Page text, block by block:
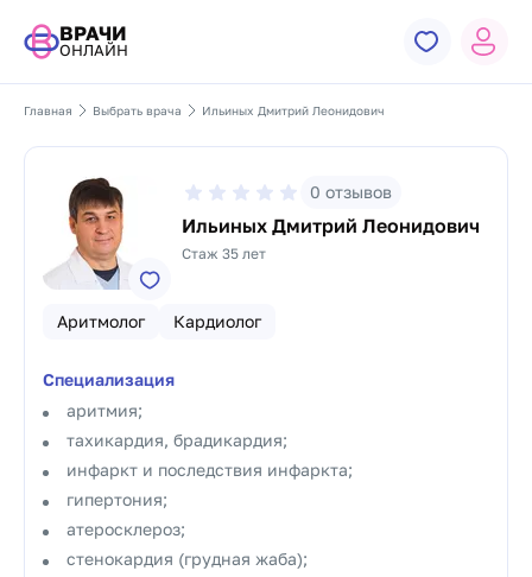
ВРАЧИ
ОНЛАЙН
Главная Выбрать врача Ильиных Дмитрий Леонидович
0 отзывов
Ильиных Дмитрий Леонидович
Стаж 35 лет
Аритмолог Кардиолог
Специализация
аритмия;
тахикардия, брадикардия;
инфаркт и последствия инфаркта;
гипертония;
атеросклероз;
стенокардия (грудная жаба);